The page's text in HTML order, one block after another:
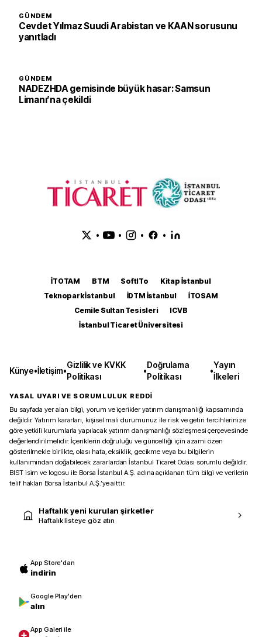
GÜNDEM
Cevdet Yılmaz Suudi Arabistan ve KAAN sorusunu
yanıtladı
GÜNDEM
NADEZHDA gemisinde büyük hasar: Samsun
Limanı’na çekildi
• • • •
İTOTAM BTM SoftITo
Kitap İstanbul
Teknopark İstanbul
İDTM İstanbul
İTOSAM
Cemile Sultan Tesisleri
ICVB
İstanbul Ticaret Üniversitesi
Künye•İletişim•
Gizlilik ve KVKK
Politikası
•
Doğrulama
Politikası
•
Yayın
İlkeleri
YASAL UYARI VE SORUMLULUK REDDİ
Bu sayfada yer alan bilgi, yorum ve içerikler yatırım danışmanlığı kapsamında
değildir. Yatırım kararları, kişisel mali durumunuz ile risk ve getiri tercihlerinize
göre yetkili kurumlarla yapılacak yatırım danışmanlığı sözleşmesi çerçevesinde
değerlendirilmelidir. İçeriklerin doğruluğu ve güncelliği için azami özen
gösterilmekle birlikte, olası hata, eksiklik, gecikme veya bu bilgilerin
kullanımından doğabilecek zararlardan İstanbul Ticaret Odası sorumlu değildir.
BIST isim ve logosu ile Borsa İstanbul A.Ş. adına açıklanan tüm bilgi ve verilerin
telif hakları Borsa İstanbul A.Ş.’ye aittir.
Haftalık yeni kurulan şirketler
Haftalık listeye göz atın
App Store'dan
indirin
Google Play'den
alın
App Galeri ile